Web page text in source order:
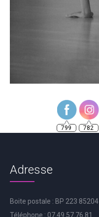
Adresse
Boite postale : BP 223 85204
Téléphone : 07.49.57.76.81
799 782